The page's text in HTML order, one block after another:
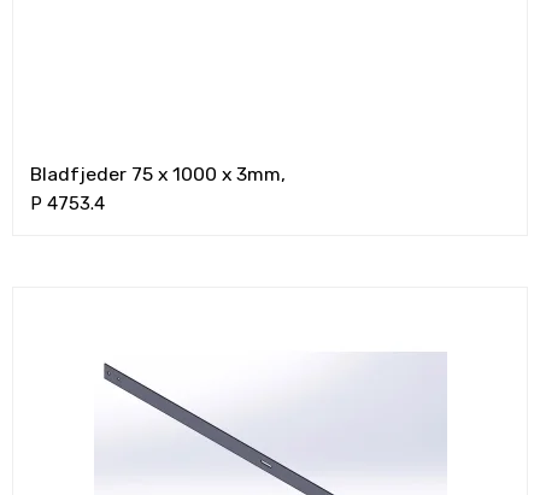
Bladfjeder 75 x 1000 x 3mm,
P 4753.4